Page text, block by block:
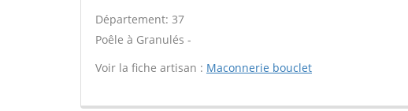
Département: 37
Poêle à Granulés -
Voir la fiche artisan : Maconnerie bouclet